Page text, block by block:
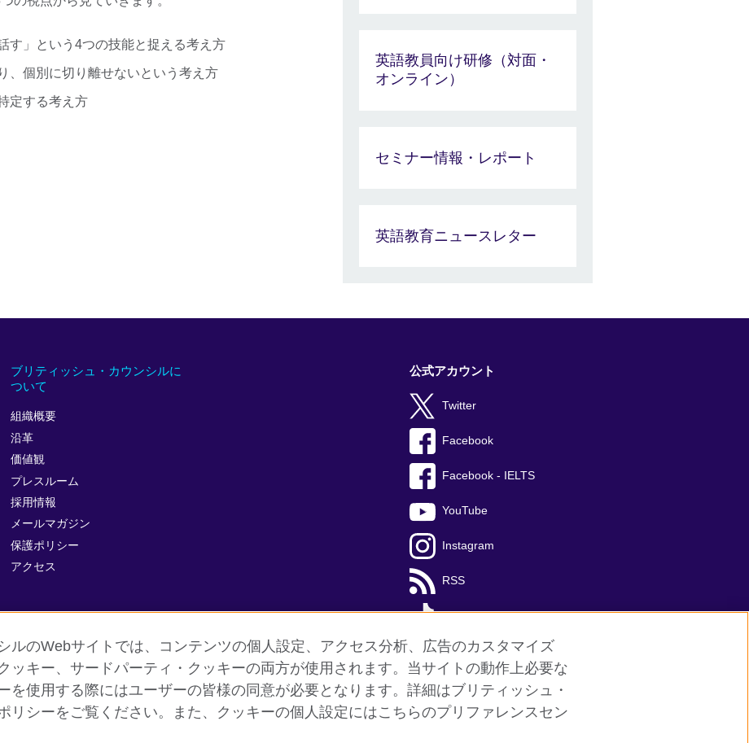
す」という4つの技能と捉える考え方
、個別に切り離せないという考え方
定する考え方
英語教員向け研修（対面・
オンライン）
セミナー情報・レポート
英語教育ニュースレター
ブリティッシュ・カウンシルに
ついて
組織概要
沿革
価値観
プレスルーム
採用情報
メールマガジン
保護ポリシー
アクセス
公式アカウント
Twitter
Facebook
Facebook - IELTS
YouTube
Instagram
RSS
TikTok
個人情報保護 クッキー（Cookie）について よくあるご質問 サイトマップ
ルのWebサイトでは、コンテンツの個人設定、アクセス分析、広告のカスタマイズ
ッキー、サードパーティ・クッキーの両方が使用されます。当サイトの動作上必要な
を使用する際にはユーザーの皆様の同意が必要となります。詳細はブリティッシュ・
リシーをご覧ください。また、クッキーの個人設定にはこちらのプリファレンスセン